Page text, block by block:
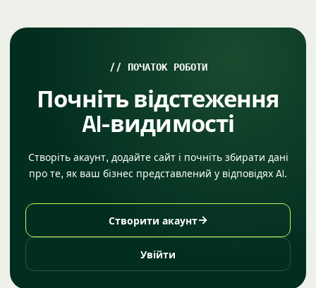
ПОЧАТОК РОБОТИ
Почніть відстеження
AI-видимості
Створіть акаунт, додайте сайт і почніть збирати дані
про те, як ваш бізнес представлений у відповідях AI.
Створити акаунт→
Увійти